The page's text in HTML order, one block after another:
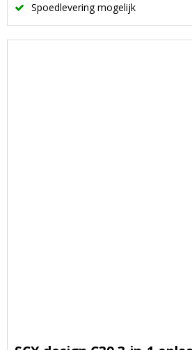
Spoedlevering mogelijk